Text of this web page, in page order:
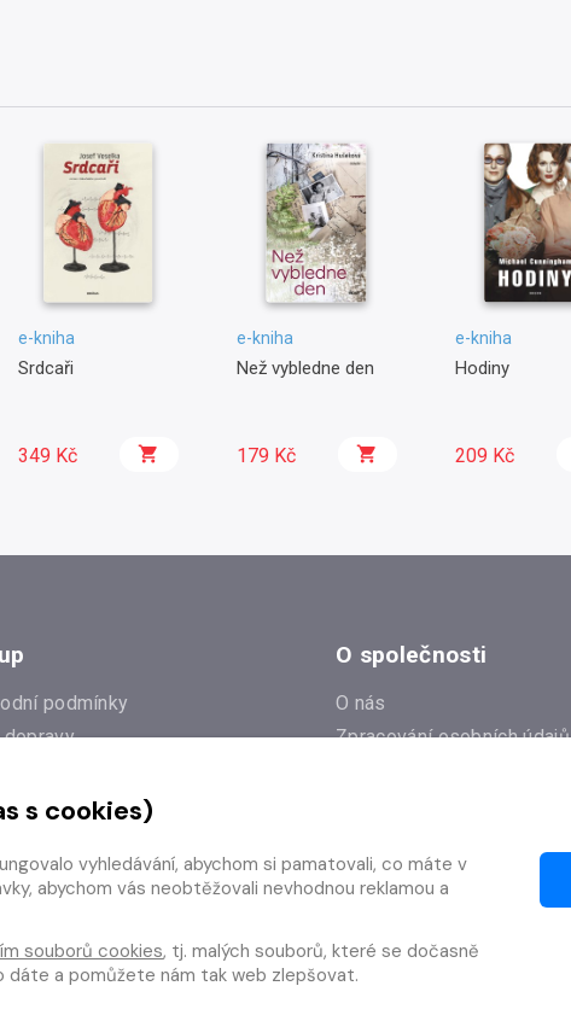
e-kniha
Srdcaři
349 Kč
e-kniha
Než vybledne den
179 Kč
e-kniha
Hodiny
209 Kč
podmínky
dopravy
od smlouvy
O společnosti
O nás
Zpracování osobních údajů
s cookies)
vyhledávání, abychom si pamatovali, co máte v
abychom vás neobtěžovali nevhodnou reklamou a
souborů cookies, tj. malých souborů, které se dočasně
dáte a pomůžete nám tak web zlepšovat.